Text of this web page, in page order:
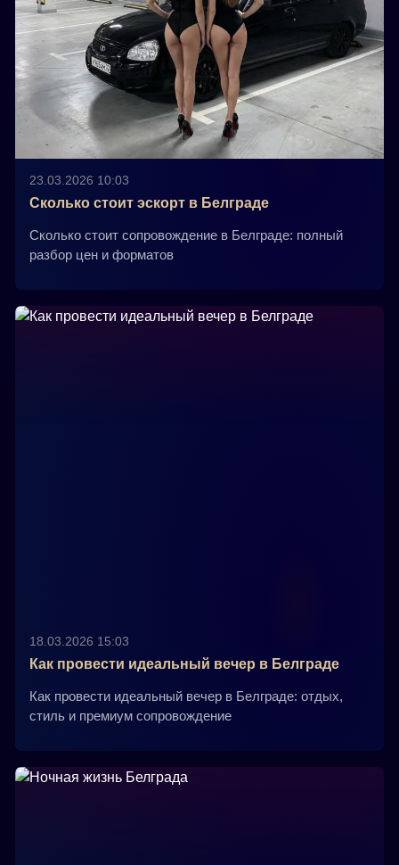
23.03.2026 10:03
Сколько стоит эскорт в Белграде
Сколько стоит сопровождение в Белграде: полный
разбор цен и форматов
18.03.2026 15:03
Как провести идеальный вечер в Белграде
Как провести идеальный вечер в Белграде: отдых,
стиль и премиум сопровождение